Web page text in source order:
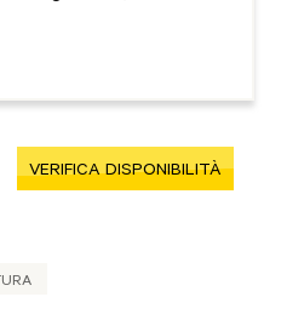
VERIFICA DISPONIBILITÀ